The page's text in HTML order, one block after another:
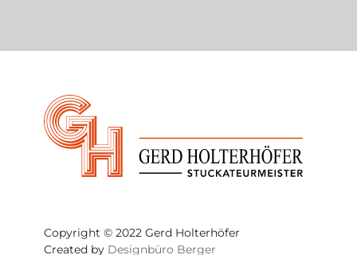
Copyright © 2022 Gerd Holterhöfer
Created by Designbüro Berger